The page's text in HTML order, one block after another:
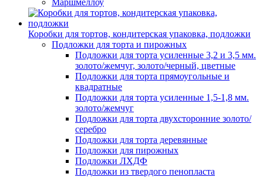
Маршмеллоу
Коробки для тортов, кондитерская упаковка, подложки
Подложки для торта и пирожных
Подложки для торта усиленные 3,2 и 3,5 мм.
золото/жемчуг, золото/черный, цветные
Подложки для торта прямоугольные и
квадратные
Подложки для торта усиленные 1,5-1,8 мм.
золото/жемчуг
Подложки для торта двухсторонние золото/
серебро
Подложки для торта деревянные
Подложки для пирожных
Подложки ЛХДФ
Подложки из твердого пенопласта